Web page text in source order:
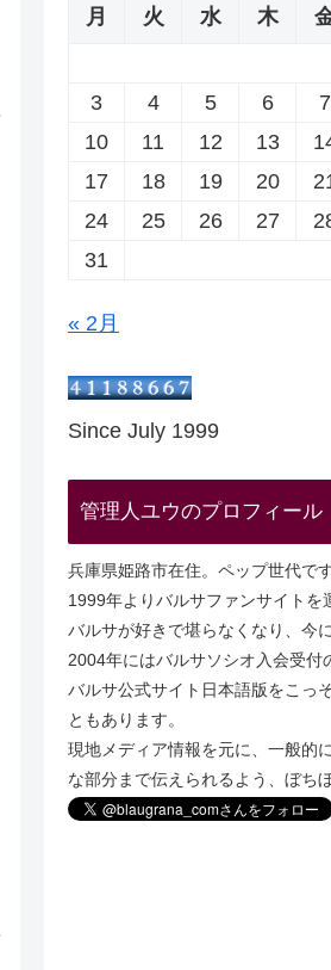
月
火 水 木
3
4 5 6 7
10
11 12 13
17
18 19 20
24
25 26 27
31
« 2月
Since July 1999
管理人ユウのプロフィール
兵庫県姫路市在住。ペップ世代です
1999年よりバルサファンサイトを
バルサが好きで堪らなくなり、今
2004年にはバルサソシオ入会受付
バルサ公式サイト日本語版をこっ
ともあります。
現地メディア情報を元に、一般的
な部分まで伝えられるよう、ぼち